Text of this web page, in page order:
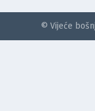
© Vijeće